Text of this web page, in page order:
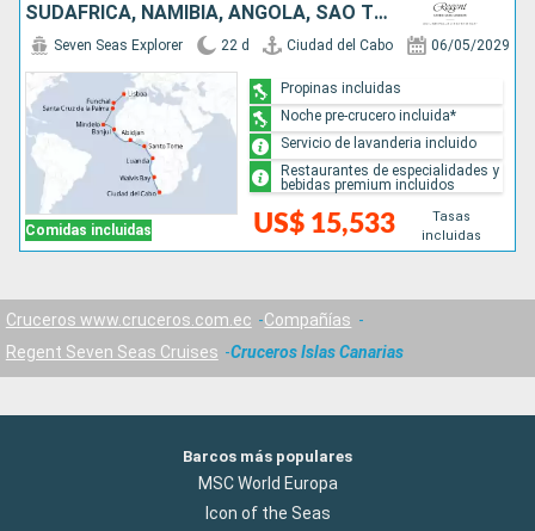
SUDAFRICA, NAMIBIA, ANGOLA, SAO TOMÉ ET PRINCIPE, COSTA DE MARFIL, REINO UNIDO, CABO VERDE, PORTUGAL
Comidas incluidas
Seven Seas Explorer 22 d Ciudad del Cabo 06/05/2029
US$ 15,533
Tasas
incluidas
Propinas incluidas
Noche pre-crucero incluida*
Servicio de lavanderia incluido
Restaurantes de especialidades y
bebidas premium incluidos
Cruceros www.cruceros.com.ec
Compañías
Regent Seven Seas Cruises
Cruceros Islas Canarias
Barcos más populares
MSC World Europa
Icon of the Seas